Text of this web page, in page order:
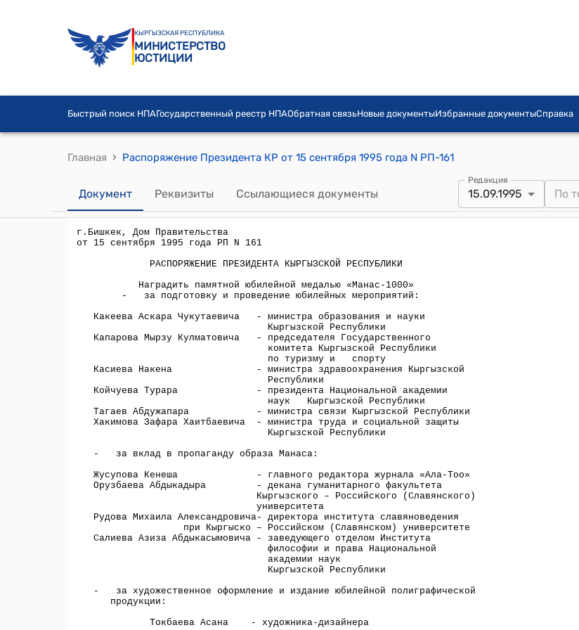
КЫРГЫЗСКАЯ РЕСПУБЛИКА
МИНИСТЕРСТВО
ЮСТИЦИИ
Быстрый поиск НПАГосударственный реестр НПАОбратная связьНовые документыИзбранные документыСправка
Главная › Распоряжение Президента КР от 15 сентября 1995 года N РП-161
Документ Реквизиты Ссылающиеся документы
Редакция
15.09.1995